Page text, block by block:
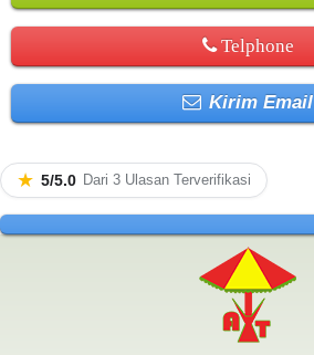
Telphone
Kirim Email
★ 5/5.0 Dari 3 Ulasan Terverifikasi